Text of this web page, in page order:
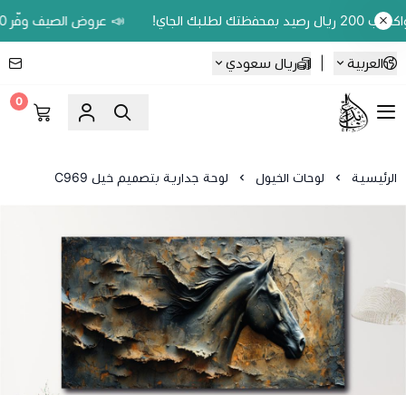
📣 عروض الصيف وفّر 20% على اللوحات الحين.. واكسب 200 ريال رصيد بمحفظتك لطلبك الجاي!
العربية ريال سعودي
Ebbdaa art
0
الرئيسية لوحات الخيول لوحة جدارية بتصميم خيل C969